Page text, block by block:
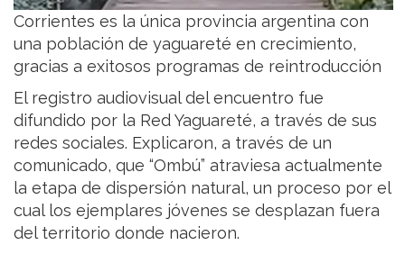
Corrientes es la única provincia argentina con
una población de yaguareté en crecimiento,
gracias a exitosos programas de reintroducción
El registro audiovisual del encuentro fue
difundido por la Red Yaguareté, a través de sus
redes sociales. Explicaron, a través de un
comunicado, que “Ombú” atraviesa actualmente
la etapa de dispersión natural, un proceso por el
cual los ejemplares jóvenes se desplazan fuera
del territorio donde nacieron.